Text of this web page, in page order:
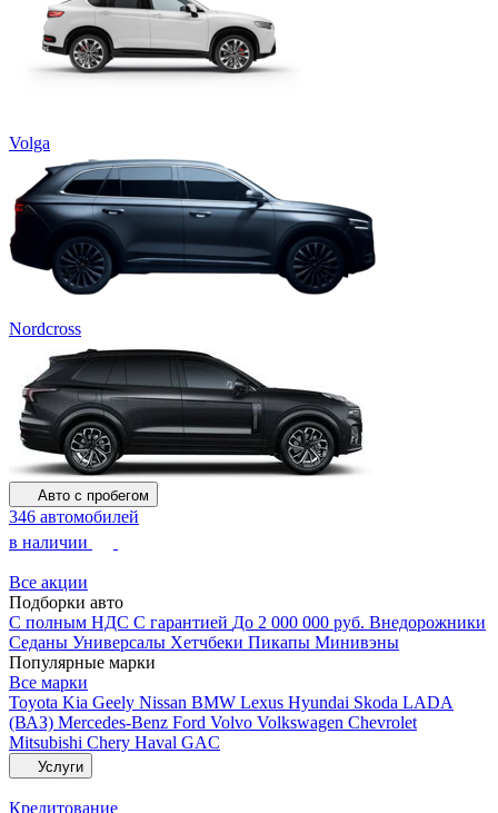
Volga
Nordcross
Авто с пробегом
346 автомобилей
в наличии
Все акции
Подборки авто
С полным НДС С гарантией До 2 000 000 руб. Внедорожники
Седаны Универсалы Хетчбеки Пикапы Минивэны
Популярные марки
Все марки
Toyota Kia Geely Nissan BMW Lexus Hyundai Skoda LADA
(ВАЗ) Mercedes-Benz Ford Volvo Volkswagen Chevrolet
Mitsubishi Chery Haval GAC
Услуги
Кредитование